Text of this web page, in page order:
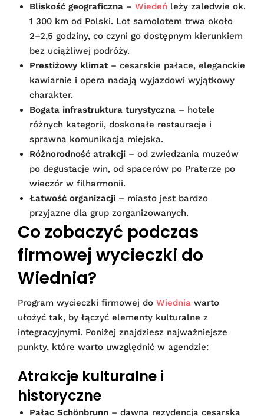
Bliskość geograficzna – Wiedeń leży zaledwie ok.
1 300 km od Polski. Lot samolotem trwa około
2–2,5 godziny, co czyni go dostępnym kierunkiem
bez uciążliwej podróży.
Prestiżowy klimat– cesarskie pałace, eleganckie
kawiarnie i opera nadają wyjazdowi wyjątkowy
charakter.
Bogata infrastruktura turystyczna – hotele
różnych kategorii, doskonałe restauracje i
sprawna komunikacja miejska.
Różnorodność atrakcji – od zwiedzania muzeów
po degustacje win, od spacerów po Praterze po
wieczór w filharmonii.
Łatwość organizacji – miasto jest bardzo
przyjazne dla grup zorganizowanych.
Co zobaczyć podczas
firmowej wycieczki do
Wiednia?
Program wycieczki firmowej do Wiednia warto
ułożyć tak, by łączyć elementy kulturalne z
integracyjnymi. Poniżej znajdziesz najważniejsze
punkty, które warto uwzględnić w agendzie:
Atrakcje kulturalne i
historyczne
Pałac Schönbrunn – dawna rezydencja cesarska